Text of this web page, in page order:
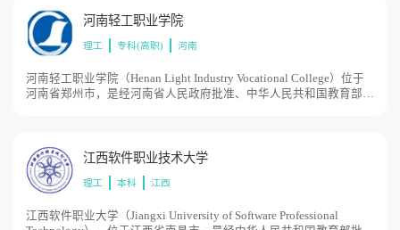
平专业群（A档）建设单位、教育部首批学徒制建设单位，获全国毕
业生就业先进集体、全国深化创新创业教育改革示范校等荣誉称号。
学校始建于1979年，归属国家农业机械部，1983年归属中国人民解
更名为邢台职业技术学院，2002年移交河北省成为省属高校。2002
年6月，华北电力大学科技学院成立。2021年1月，教育部同意整合
河南轻工职业学院
理工 专科(高职) 河南
河南轻工职业学院（Henan Light Industry Vocational College）位于
河南省郑州市，是经河南省人民政府批准、中华人民共和国教育部备
剥离，独立设置河南轻工职业学院，学院占地面积266亩。
江西软件职业技术大学
理工 本科 江西
江西软件职业大学（Jiangxi University of Software Professional